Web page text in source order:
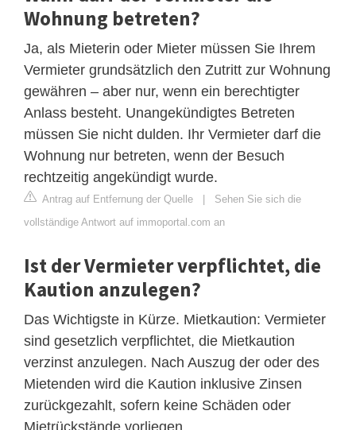
Wohnung betreten?
Ja, als Mieterin oder Mieter müssen Sie Ihrem
Vermieter grundsätzlich den Zutritt zur Wohnung
gewähren – aber nur, wenn ein berechtigter
Anlass besteht. Unangekündigtes Betreten
müssen Sie nicht dulden. Ihr Vermieter darf die
Wohnung nur betreten, wenn der Besuch
rechtzeitig angekündigt wurde.
Antrag auf Entfernung der Quelle | Sehen Sie sich die
vollständige Antwort auf immoportal.com an
Ist der Vermieter verpflichtet, die
Kaution anzulegen?
Das Wichtigste in Kürze. Mietkaution: Vermieter
sind gesetzlich verpflichtet, die Mietkaution
verzinst anzulegen. Nach Auszug der oder des
Mietenden wird die Kaution inklusive Zinsen
zurückgezahlt, sofern keine Schäden oder
Mietrückstände vorliegen.